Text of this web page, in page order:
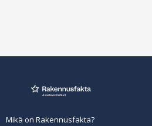
Mikä on Rakennusfakta?